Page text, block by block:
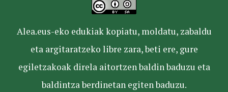
Alea.eus-eko edukiak kopiatu, moldatu, zabaldu
eta argitaratzeko libre zara, beti ere, gure
egiletzakoak direla aitortzen baldin baduzu eta
baldintza berdinetan egiten baduzu.